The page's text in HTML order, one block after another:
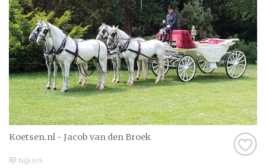
Koetsen.nl - Jacob van den Broek
Nijkerk